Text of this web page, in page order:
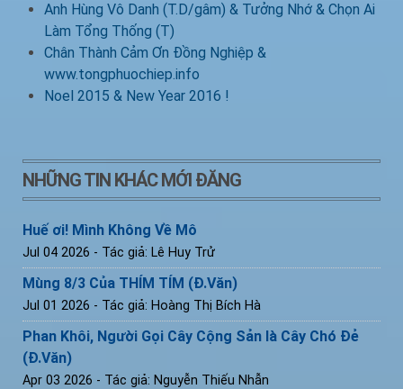
Anh Hùng Vô Danh (T.D/gâm) & Tưởng Nhớ & Chọn Ai
Làm Tổng Thống (T)
Chân Thành Cảm Ơn Đồng Nghiệp &
www.tongphuochiep.info
Noel 2015 & New Year 2016 !
NHỮNG TIN KHÁC MỚI ĐĂNG
Huế ơi! Mình Không Về Mô
Jul 04 2026 - Tác giả: Lê Huy Trử
Mùng 8/3 Của THÍM TÍM (Đ.Văn)
Jul 01 2026 - Tác giả: Hoàng Thị Bích Hà
Phan Khôi, Người Gọi Cây Cộng Sản là Cây Chó Đẻ
(Đ.Văn)
Apr 03 2026 - Tác giả: Nguyễn Thiếu Nhẫn